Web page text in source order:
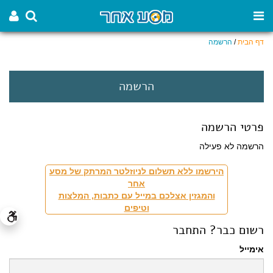
דף הבית/ הרשמה
הרשמה
פרטי הרשמה
הרשמה לא פעילה
הירשמו ללא תשלום לניוזלטר המרתק של מסע
אחר
והמגזין אצלכם במייל עם כתבות, המלצות
וטיפים
רשום כבר? התחבר
אימייל